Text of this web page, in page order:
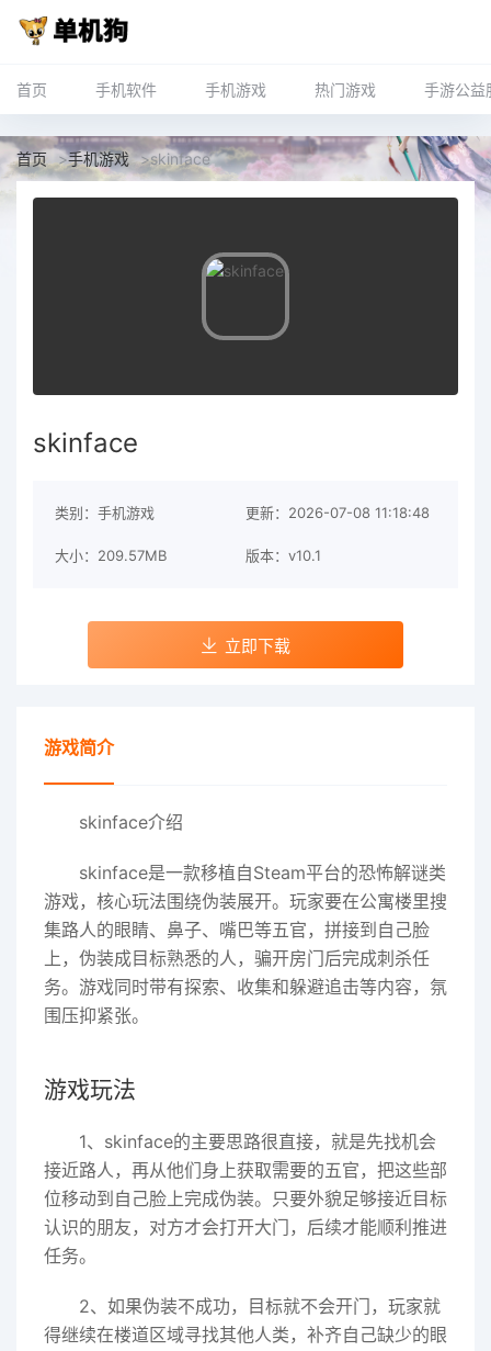
首页 手机软件 手机游戏 热门游戏 手游公益
首页 >手机游戏 >skinface
skinface
类别：手机游戏 更新：2026-07-08 11:18:48
大小：209.57MB 版本：v10.1
立即下载
游戏简介
skinface介绍
skinface是一款移植自Steam平台的恐怖解谜类
游戏，核心玩法围绕伪装展开。玩家要在公寓楼里搜
集路人的眼睛、鼻子、嘴巴等五官，拼接到自己脸
上，伪装成目标熟悉的人，骗开房门后完成刺杀任
务。游戏同时带有探索、收集和躲避追击等内容，氛
围压抑紧张。
游戏玩法
1、skinface的主要思路很直接，就是先找机会
接近路人，再从他们身上获取需要的五官，把这些部
位移动到自己脸上完成伪装。只要外貌足够接近目标
认识的朋友，对方才会打开大门，后续才能顺利推进
任务。
2、如果伪装不成功，目标就不会开门，玩家就
得继续在楼道区域寻找其他人类，补齐自己缺少的眼